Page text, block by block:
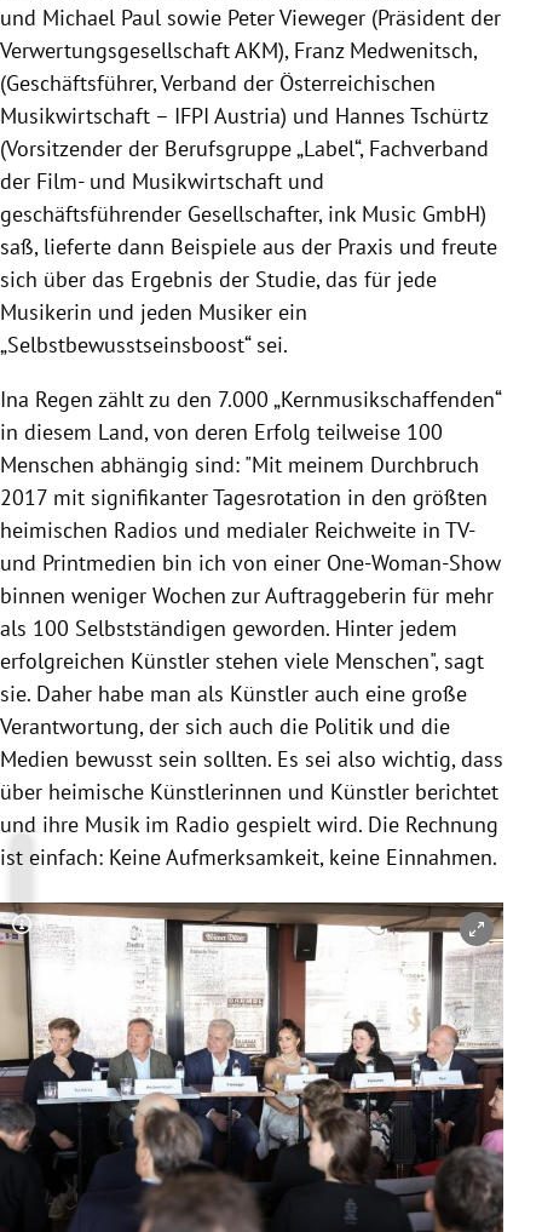
und Michael Paul sowie Peter Vieweger (Präsident der
Verwertungsgesellschaft AKM), Franz Medwenitsch,
(Geschäftsführer, Verband der Österreichischen
Musikwirtschaft – IFPI Austria) und Hannes Tschürtz
(Vorsitzender der Berufsgruppe „Label“, Fachverband
der Film- und Musikwirtschaft und
geschäftsführender Gesellschafter, ink Music GmbH)
saß, lieferte dann Beispiele aus der Praxis und freute
sich über das Ergebnis der Studie, das für jede
Musikerin und jeden Musiker ein
„Selbstbewusstseinsboost“ sei.
Ina Regen zählt zu den 7.000 „Kernmusikschaffenden“
in diesem Land, von deren Erfolg teilweise 100
Menschen abhängig sind: "Mit meinem Durchbruch
2017 mit signifikanter Tagesrotation in den größten
heimischen Radios und medialer Reichweite in TV-
und Printmedien bin ich von einer One-Woman-Show
binnen weniger Wochen zur Auftraggeberin für mehr
als 100 Selbstständigen geworden. Hinter jedem
erfolgreichen Künstler stehen viele Menschen", sagt
sie. Daher habe man als Künstler auch eine große
Verantwortung, der sich auch die Politik und die
Medien bewusst sein sollten. Es sei also wichtig, dass
über heimische Künstlerinnen und Künstler berichtet
und ihre Musik im Radio gespielt wird. Die Rechnung
ist einfach: Keine Aufmerksamkeit, keine Einnahmen.
Copyright-Hinweis öffnen/schließen